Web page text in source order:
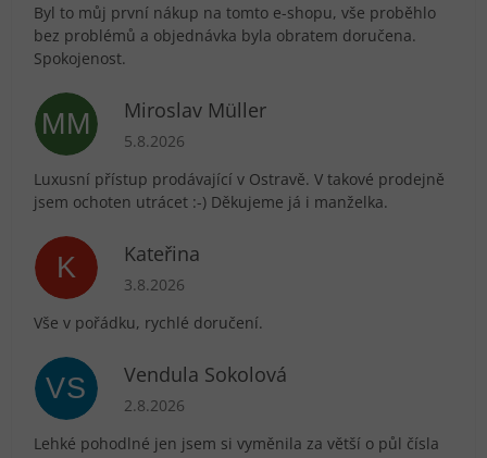
Byl to můj první nákup na tomto e-shopu, vše proběhlo
bez problémů a objednávka byla obratem doručena.
Spokojenost.
MM Miroslav Müller
Hodnocení obchodu je 5 z 5 hvězdiček.
5.8.2026
Luxusní přístup prodávající v Ostravě. V takové prodejně
jsem ochoten utrácet :-) Děkujeme já i manželka.
K Kateřina
Hodnocení obchodu je 5 z 5 hvězdiček.
3.8.2026
Vše v pořádku, rychlé doručení.
VS Vendula Sokolová
Hodnocení obchodu je 5 z 5 hvězdiček.
2.8.2026
Lehké pohodlné jen jsem si vyměnila za větší o půl čísla